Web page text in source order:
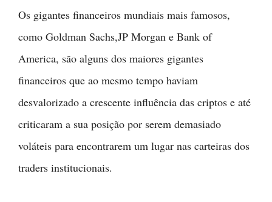
Os gigantes financeiros mundiais mais famosos,
como Goldman Sachs,JP Morgan e Bank of
America, são alguns dos maiores gigantes
financeiros que ao mesmo tempo haviam
desvalorizado a crescente influência das criptos e até
criticaram a sua posição por serem demasiado
voláteis para encontrarem um lugar nas carteiras dos
traders institucionais.